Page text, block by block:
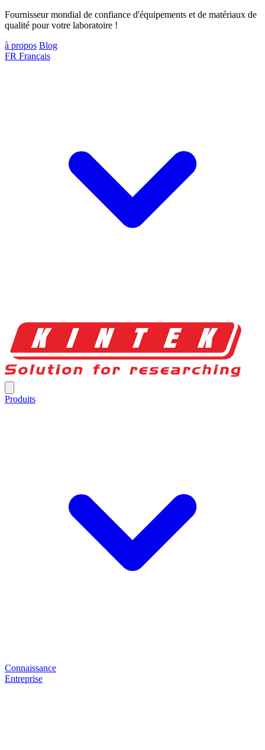
Fournisseur mondial de confiance d'équipements et de matériaux de
qualité pour votre laboratoire !
à propos Blog
FR Français
Produits
Connaissance
Entreprise